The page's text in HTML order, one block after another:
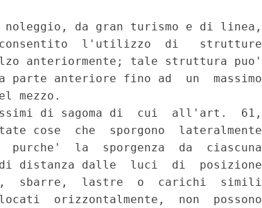
da gran turismo e di linea,
consentito  l'utilizzo  di   strutture
anteriormente; tale struttura puo'
parte anteriore fino ad  un  massimo
mezzo.
di sagoma di  cui  all'art.  61,
cose  che  sporgono  lateralmente
la  sporgenza  da  ciascuna
di distanza dalle  luci  di  posizione
sbarre,  lastre  o  carichi  simili
orizzontalmente,  non  possono